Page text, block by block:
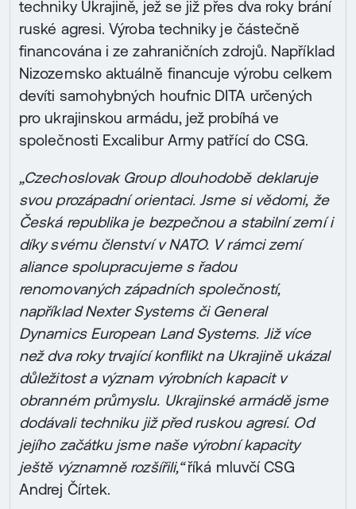
techniky Ukrajině, jež se již přes dva roky brání
ruské agresi. Výroba techniky je částečně
financována i ze zahraničních zdrojů. Například
Nizozemsko aktuálně financuje výrobu celkem
devíti samohybných houfnic DITA určených
pro ukrajinskou armádu, jež probíhá ve
společnosti Excalibur Army patřící do CSG.
„Czechoslovak Group dlouhodobě deklaruje
svou prozápadní orientaci. Jsme si vědomi, že
Česká republika je bezpečnou a stabilní zemí i
díky svému členství v NATO. V rámci zemí
aliance spolupracujeme s řadou
renomovaných západních společností,
například Nexter Systems či General
Dynamics European Land Systems. Již více
než dva roky trvající konflikt na Ukrajině ukázal
důležitost a význam výrobních kapacit v
obranném průmyslu. Ukrajinské armádě jsme
dodávali techniku již před ruskou agresí. Od
jejího začátku jsme naše výrobní kapacity
ještě významně rozšířili,“říká mluvčí CSG
Andrej Čírtek.